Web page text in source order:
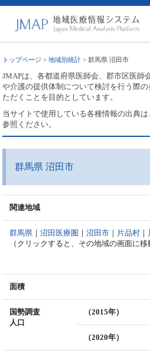
トップページ >地域別統計 > 群馬県 沼田市
JMAPは、各都道府県医師会、郡市区医師
や介護の提供体制について検討を行う際
ただくことを目的としています。
当サイトで使用している各種情報の出典は
参照ください。
群馬県 沼田市
関連地域
群馬県 ｜沼田医療圏 ｜沼田市 ｜ 片品村 ｜
（クリックすると、その地域の画面に移
面積
国勢調査
人口
（2015年）
（2020年）